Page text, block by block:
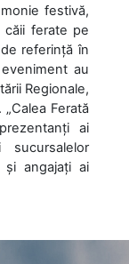
festivă,
căii ferate pe
referință în
au
Regionale,
Ferată
ai
sucursalelor
și angajați ai